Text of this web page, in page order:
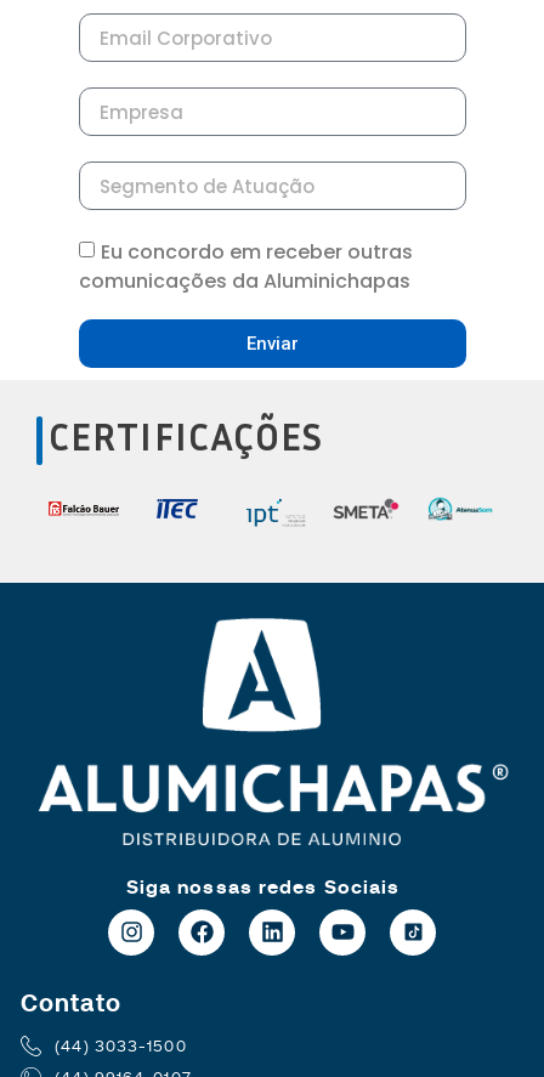
Eu concordo em receber outras
comunicações da Aluminichapas
Enviar
CERTIFICAÇÕES
Siga nossas redes Sociais
Contato
(44) 3033-1500